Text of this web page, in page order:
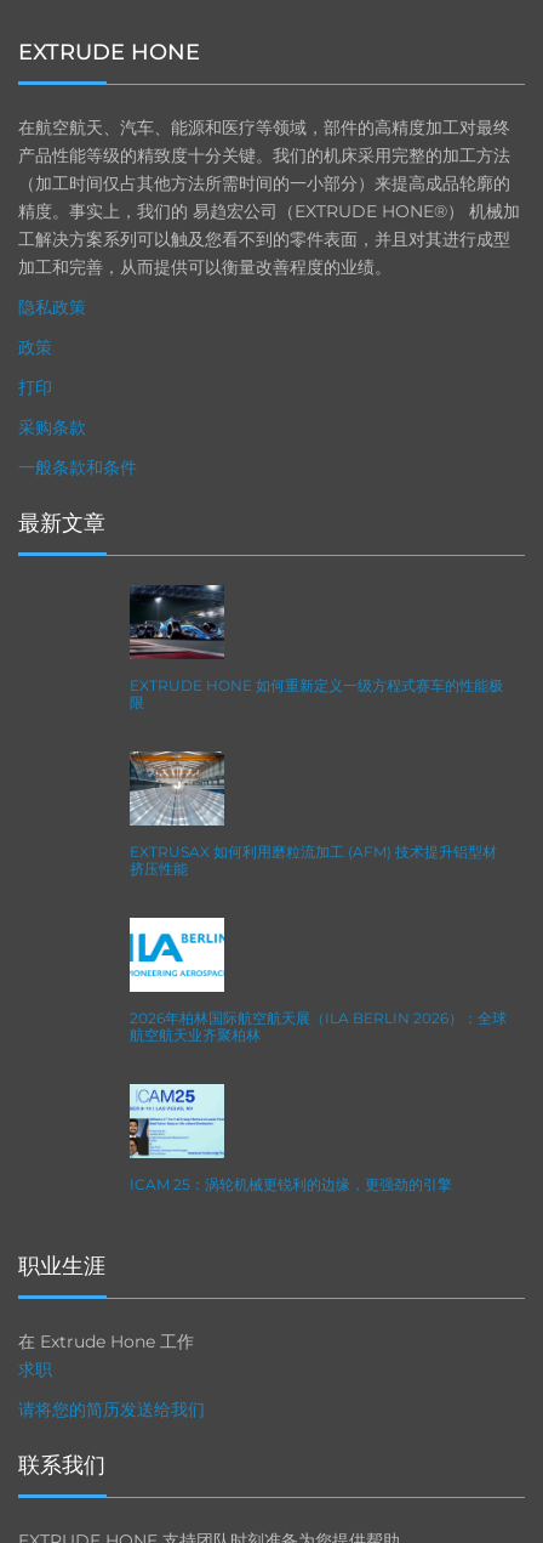
EXTRUDE HONE
在航空航天、汽车、能源和医疗等领域，部件的高精度加工对最终
产品性能等级的精致度十分关键。我们的机床采用完整的加工方法
（加工时间仅占其他方法所需时间的一小部分）来提高成品轮廓的
精度。事实上，我们的 易趋宏公司（EXTRUDE HONE®） 机械加
工解决方案系列可以触及您看不到的零件表面，并且对其进行成型
加工和完善，从而提供可以衡量改善程度的业绩。
隐私政策
政策
打印
采购条款
一般条款和条件
最新文章
EXTRUDE HONE 如何重新定义一级方程式赛车的性能极
限
EXTRUSAX 如何利用磨粒流加工 (AFM) 技术提升铝型材
挤压性能
2026年柏林国际航空航天展（ILA BERLIN 2026）：全球
航空航天业齐聚柏林
ICAM 25：涡轮机械更锐利的边缘，更强劲的引擎
职业生涯
在 Extrude Hone 工作
求职
请将您的简历发送给我们
联系我们